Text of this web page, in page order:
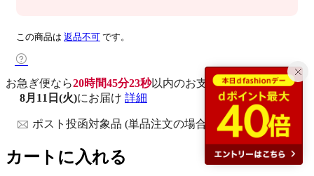
この商品は 返品不可 です。
お急ぎ便なら20時間45分22秒以内のお支払いで
8月11日(火)にお届け 詳細
ポスト投函対象品 (単品注文の場合)
カートに入れる